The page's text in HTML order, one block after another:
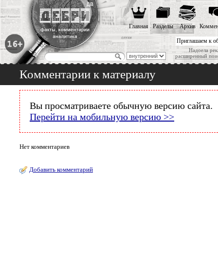
Приглашаем к
Надоела
расширенный
Главная Разделы Архив
Комментарии к материалу
Вы просматриваете обычную версию сайта.
Перейти на мобильную версию >>
Нет комментариев
Добавить комментарий